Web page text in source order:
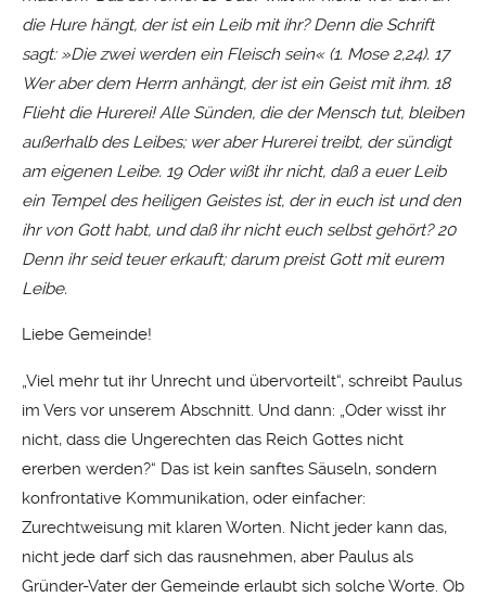
die Hure hängt, der ist ein Leib mit ihr? Denn die Schrift
sagt: »Die zwei werden ein Fleisch sein« (1. Mose 2,24). 17
Wer aber dem Herrn anhängt, der ist ein Geist mit ihm. 18
Flieht die Hurerei! Alle Sünden, die der Mensch tut, bleiben
außerhalb des Leibes; wer aber Hurerei treibt, der sündigt
am eigenen Leibe. 19 Oder wißt ihr nicht, daß a euer Leib
ein Tempel des heiligen Geistes ist, der in euch ist und den
ihr von Gott habt, und daß ihr nicht euch selbst gehört? 20
Denn ihr seid teuer erkauft; darum preist Gott mit eurem
Leibe.
Liebe Gemeinde!
„Viel mehr tut ihr Unrecht und übervorteilt“, schreibt Paulus
im Vers vor unserem Abschnitt. Und dann: „Oder wisst ihr
nicht, dass die Ungerechten das Reich Gottes nicht
ererben werden?“ Das ist kein sanftes Säuseln, sondern
konfrontative Kommunikation, oder einfacher:
Zurechtweisung mit klaren Worten. Nicht jeder kann das,
nicht jede darf sich das rausnehmen, aber Paulus als
Gründer-Vater der Gemeinde erlaubt sich solche Worte. Ob